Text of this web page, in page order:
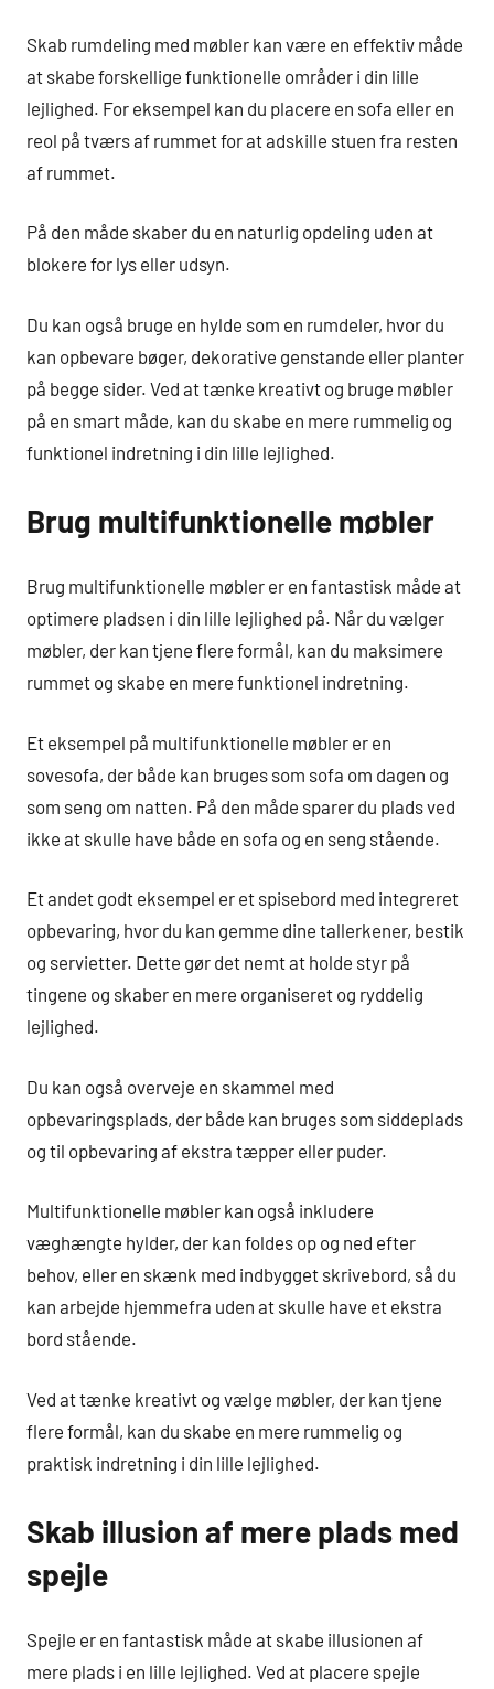
Skab rumdeling med møbler kan være en effektiv måde
at skabe forskellige funktionelle områder i din lille
lejlighed. For eksempel kan du placere en sofa eller en
reol på tværs af rummet for at adskille stuen fra resten
af rummet.
På den måde skaber du en naturlig opdeling uden at
blokere for lys eller udsyn.
Du kan også bruge en hylde som en rumdeler, hvor du
kan opbevare bøger, dekorative genstande eller planter
på begge sider. Ved at tænke kreativt og bruge møbler
på en smart måde, kan du skabe en mere rummelig og
funktionel indretning i din lille lejlighed.
Brug multifunktionelle møbler
Brug multifunktionelle møbler er en fantastisk måde at
optimere pladsen i din lille lejlighed på. Når du vælger
møbler, der kan tjene flere formål, kan du maksimere
rummet og skabe en mere funktionel indretning.
Et eksempel på multifunktionelle møbler er en
sovesofa, der både kan bruges som sofa om dagen og
som seng om natten. På den måde sparer du plads ved
ikke at skulle have både en sofa og en seng stående.
Et andet godt eksempel er et spisebord med integreret
opbevaring, hvor du kan gemme dine tallerkener, bestik
og servietter. Dette gør det nemt at holde styr på
tingene og skaber en mere organiseret og ryddelig
lejlighed.
Du kan også overveje en skammel med
opbevaringsplads, der både kan bruges som siddeplads
og til opbevaring af ekstra tæpper eller puder.
Multifunktionelle møbler kan også inkludere
væghængte hylder, der kan foldes op og ned efter
behov, eller en skænk med indbygget skrivebord, så du
kan arbejde hjemmefra uden at skulle have et ekstra
bord stående.
Ved at tænke kreativt og vælge møbler, der kan tjene
flere formål, kan du skabe en mere rummelig og
praktisk indretning i din lille lejlighed.
Skab illusion af mere plads med
spejle
Spejle er en fantastisk måde at skabe illusionen af
mere plads i en lille lejlighed. Ved at placere spejle